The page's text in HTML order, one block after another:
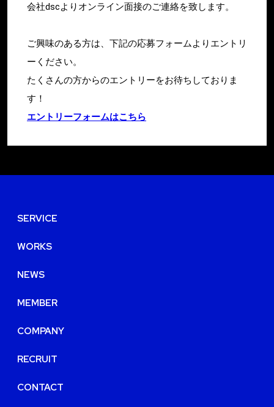
会社dscよりオンライン面接のご連絡を致します。
ご興味のある方は、下記の応募フォームよりエントリ
ーください。
たくさんの方からのエントリーをお待ちしておりま
す！
エントリーフォームはこちら
SERVICE
WORKS
NEWS
MEMBER
COMPANY
RECRUIT
CONTACT